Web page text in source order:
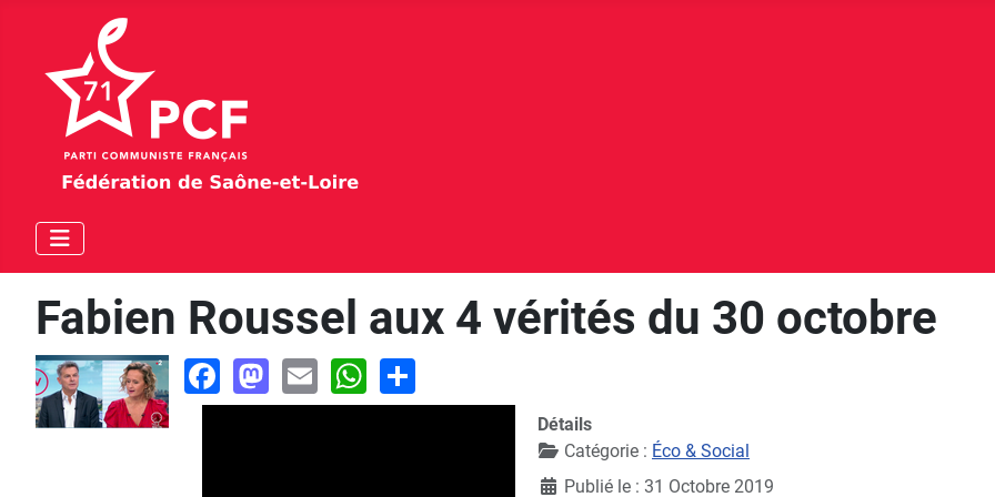
Fabien Roussel aux 4 vérités du 30 octobre
Facebook
Mastodon
EmailWhatsApp
Détails
Catégorie : Éco & Social
Publié le : 31 Octobre 2019